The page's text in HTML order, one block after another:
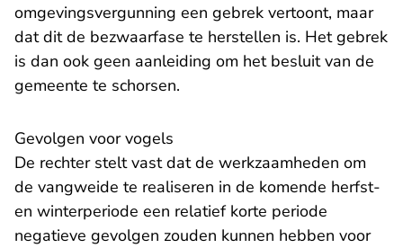
omgevingsvergunning een gebrek vertoont, maar
dat dit de bezwaarfase te herstellen is. Het gebrek
is dan ook geen aanleiding om het besluit van de
gemeente te schorsen.
Gevolgen voor vogels
De rechter stelt vast dat de werkzaamheden om
de vangweide te realiseren in de komende herfst-
en winterperiode een relatief korte periode
negatieve gevolgen zouden kunnen hebben voor